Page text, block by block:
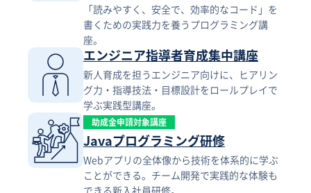
「読みやすく、安全で、効率的なコード」を
書くための実践力を養うプログラミング講
座。
エンジニア指導者育成集中講座
新人育成を担うエンジニア向けに、ヒアリン
グ力・指導技法・目標設計をロールプレイで
学ぶ実践型講座。
助成金申請対象講座
Javaプログラミング研修
Webアプリの全体像から技術を体系的に学ぶ
ことができる。チーム開発で実践的な体験も
できる新入社員研修。